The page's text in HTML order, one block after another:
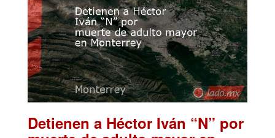
Detienen a Héctor Iván “N” por